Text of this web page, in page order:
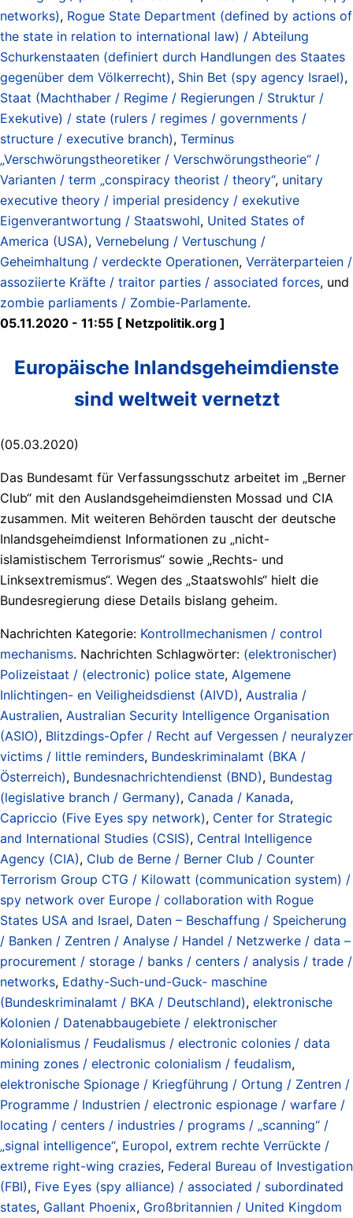
networks), Rogue State Department (defined by actions of
the state in relation to international law) / Abteilung
Schurkenstaaten (definiert durch Handlungen des Staates
gegenüber dem Völkerrecht), Shin Bet (spy agency Israel),
Staat (Machthaber / Regime / Regierungen / Struktur /
Exekutive) / state (rulers / regimes / governments /
structure / executive branch), Terminus
„Verschwörungstheoretiker / Verschwörungstheorie“ /
Varianten / term „conspiracy theorist / theory“, unitary
executive theory / imperial presidency / exekutive
Eigenverantwortung / Staatswohl, United States of
America (USA), Vernebelung / Vertuschung /
Geheimhaltung / verdeckte Operationen, Verräterparteien /
assoziierte Kräfte / traitor parties / associated forces, und
zombie parliaments / Zombie-Parlamente.
05.11.2020 - 11:55 [ Netzpolitik.org ]
Europäische Inlandsgeheimdienste
sind weltweit vernetzt
(05.03.2020)
Das Bundesamt für Verfassungsschutz arbeitet im „Berner
Club“ mit den Auslandsgeheimdiensten Mossad und CIA
zusammen. Mit weiteren Behörden tauscht der deutsche
Inlandsgeheimdienst Informationen zu „nicht-
islamistischem Terrorismus“ sowie „Rechts- und
Linksextremismus“. Wegen des „Staatswohls“ hielt die
Bundesregierung diese Details bislang geheim.
Nachrichten Kategorie: Kontrollmechanismen / control
mechanisms. Nachrichten Schlagwörter: (elektronischer)
Polizeistaat / (electronic) police state, Algemene
Inlichtingen- en Veiligheidsdienst (AIVD), Australia /
Australien, Australian Security Intelligence Organisation
(ASIO), Blitzdings-Opfer / Recht auf Vergessen / neuralyzer
victims / little reminders, Bundeskriminalamt (BKA /
Österreich), Bundesnachrichtendienst (BND), Bundestag
(legislative branch / Germany), Canada / Kanada,
Capriccio (Five Eyes spy network), Center for Strategic
and International Studies (CSIS), Central Intelligence
Agency (CIA), Club de Berne / Berner Club / Counter
Terrorism Group CTG / Kilowatt (communication system) /
spy network over Europe / collaboration with Rogue
States USA and Israel, Daten – Beschaffung / Speicherung
/ Banken / Zentren / Analyse / Handel / Netzwerke / data –
procurement / storage / banks / centers / analysis / trade /
networks, Edathy-Such-und-Guck- maschine
(Bundeskriminalamt / BKA / Deutschland), elektronische
Kolonien / Datenabbaugebiete / elektronischer
Kolonialismus / Feudalismus / electronic colonies / data
mining zones / electronic colonialism / feudalism,
elektronische Spionage / Kriegführung / Ortung / Zentren /
Programme / Industrien / electronic espionage / warfare /
locating / centers / industries / programs / „scanning“ /
„signal intelligence“, Europol, extrem rechte Verrückte /
extreme right-wing crazies, Federal Bureau of Investigation
(FBI), Five Eyes (spy alliance) / associated / subordinated
states, Gallant Phoenix, Großbritannien / United Kingdom